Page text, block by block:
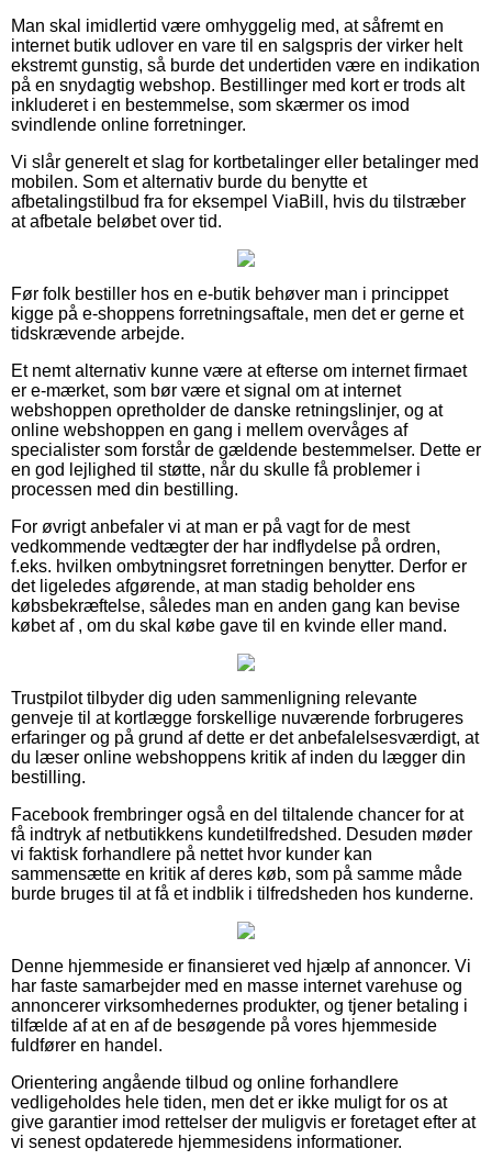
Man skal imidlertid være omhyggelig med, at såfremt en
internet butik udlover en vare til en salgspris der virker helt
ekstremt gunstig, så burde det undertiden være en indikation
på en snydagtig webshop. Bestillinger med kort er trods alt
inkluderet i en bestemmelse, som skærmer os imod
svindlende online forretninger.
Vi slår generelt et slag for kortbetalinger eller betalinger med
mobilen. Som et alternativ burde du benytte et
afbetalingstilbud fra for eksempel ViaBill, hvis du tilstræber
at afbetale beløbet over tid.
Før folk bestiller hos en e-butik behøver man i princippet
kigge på e-shoppens forretningsaftale, men det er gerne et
tidskrævende arbejde.
Et nemt alternativ kunne være at efterse om internet firmaet
er e-mærket, som bør være et signal om at internet
webshoppen opretholder de danske retningslinjer, og at
online webshoppen en gang i mellem overvåges af
specialister som forstår de gældende bestemmelser. Dette er
en god lejlighed til støtte, når du skulle få problemer i
processen med din bestilling.
For øvrigt anbefaler vi at man er på vagt for de mest
vedkommende vedtægter der har indflydelse på ordren,
f.eks. hvilken ombytningsret forretningen benytter. Derfor er
det ligeledes afgørende, at man stadig beholder ens
købsbekræftelse, således man en anden gang kan bevise
købet af , om du skal købe gave til en kvinde eller mand.
Trustpilot tilbyder dig uden sammenligning relevante
genveje til at kortlægge forskellige nuværende forbrugeres
erfaringer og på grund af dette er det anbefalelsesværdigt, at
du læser online webshoppens kritik af inden du lægger din
bestilling.
Facebook frembringer også en del tiltalende chancer for at
få indtryk af netbutikkens kundetilfredshed. Desuden møder
vi faktisk forhandlere på nettet hvor kunder kan
sammensætte en kritik af deres køb, som på samme måde
burde bruges til at få et indblik i tilfredsheden hos kunderne.
Denne hjemmeside er finansieret ved hjælp af annoncer. Vi
har faste samarbejder med en masse internet varehuse og
annoncerer virksomhedernes produkter, og tjener betaling i
tilfælde af at en af de besøgende på vores hjemmeside
fuldfører en handel.
Orientering angående tilbud og online forhandlere
vedligeholdes hele tiden, men det er ikke muligt for os at
give garantier imod rettelser der muligvis er foretaget efter at
vi senest opdaterede hjemmesidens informationer.